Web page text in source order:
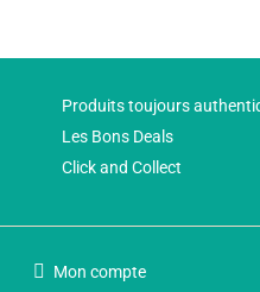
Produits toujours
Les Bons Deals
Click and Collect
Mon compte